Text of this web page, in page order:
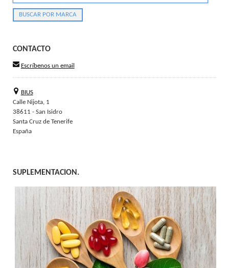
CONTACTO
Escríbenos un email
BIUS
Calle Nijota, 1
38611 - San Isidro
Santa Cruz de Tenerife
España
SUPLEMENTACION.